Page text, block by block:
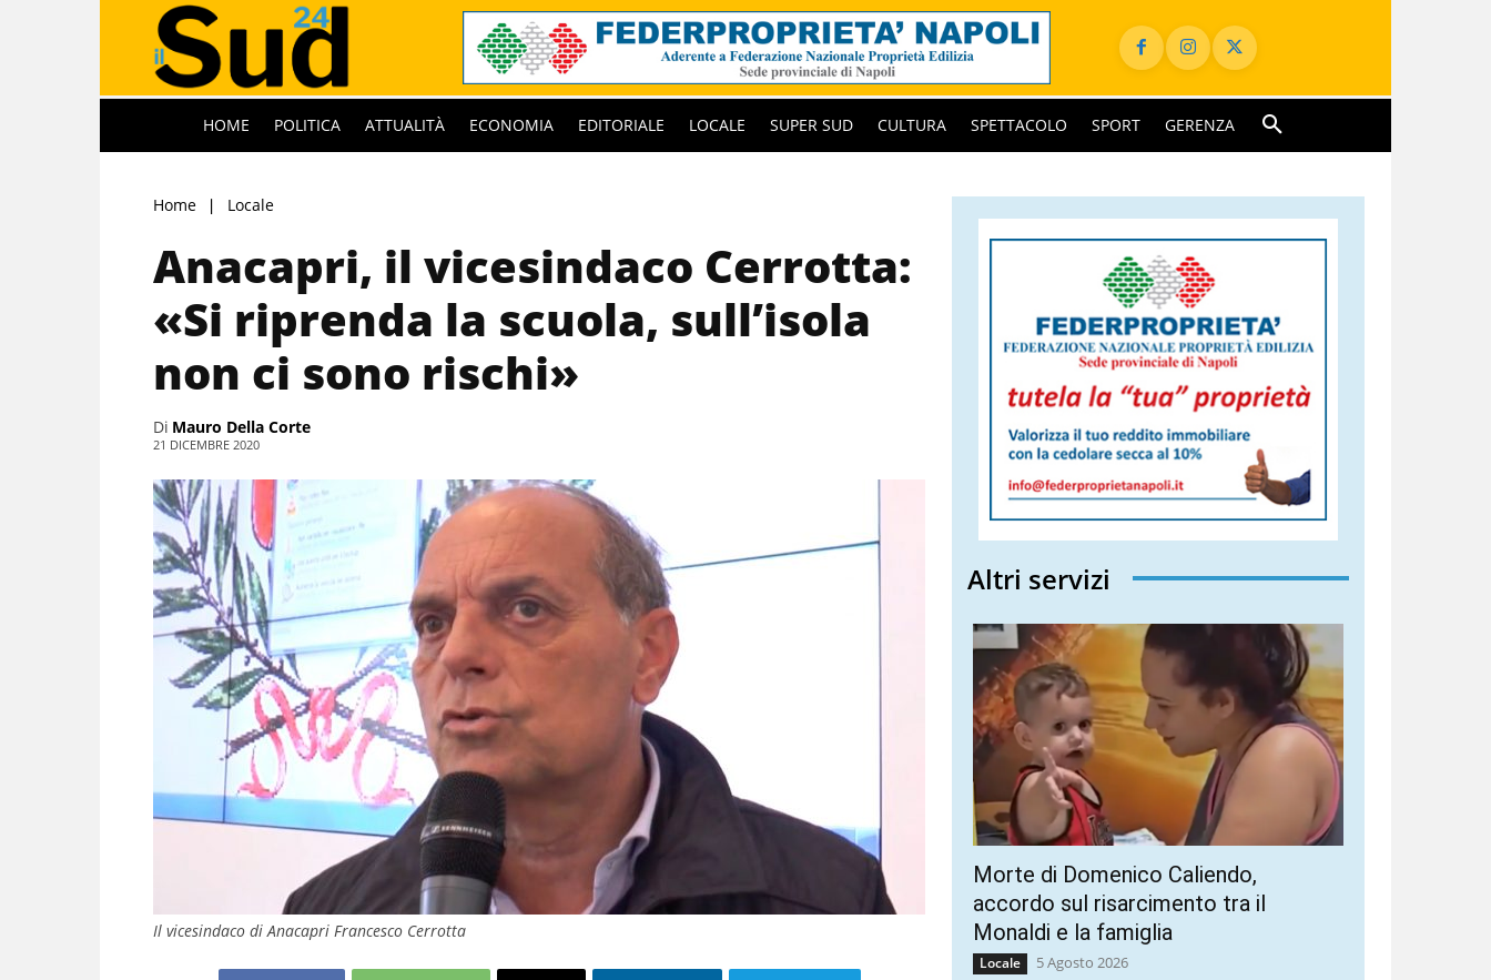
HOME POLITICA ATTUALITÀ ECONOMIA EDITORIALE LOCALE SUPER SUD CULTURA SPETTACOLO SPORT GERENZA
Home Locale
Anacapri, il vicesindaco Cerrotta:
«Si riprenda la scuola, sull’isola
non ci sono rischi»
Di Mauro Della Corte
21 DICEMBRE 2020
Il vicesindaco di Anacapri Francesco Cerrotta
Altri servizi
Morte di Domenico Caliendo,
accordo sul risarcimento tra il
Monaldi e la famiglia
Locale 5 Agosto 2026